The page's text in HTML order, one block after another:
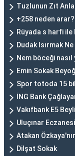
Tuzlunun Zıt
+258 neden arar?
Rüyada s harfi
Dudak Isırmak
Nem böceği
Emin Sokak
Spor totoda 15
İNG Bank
Vakıfbank E5
Uluçınar
Atakan
Dilşat Sokak